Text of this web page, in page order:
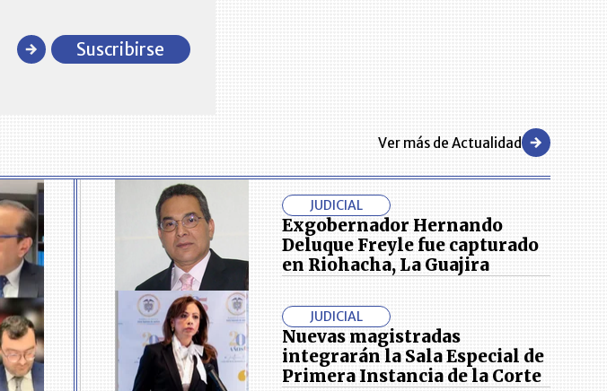
comportamiento general y detallado de las 10.000 primeras empresas
en ventas en ColombiaSuscribirse
Ver más de Actualidad
JUDICIAL
Exgobernador Hernando
Deluque Freyle fue capturado
en Riohacha, La Guajira
JUDICIAL
Nuevas magistradas
integrarán la Sala Especial de
Primera Instancia de la Corte